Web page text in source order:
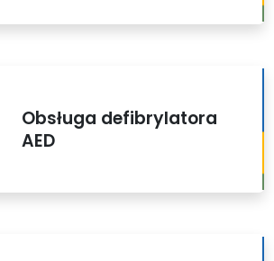
Obsługa defibrylatora
AED